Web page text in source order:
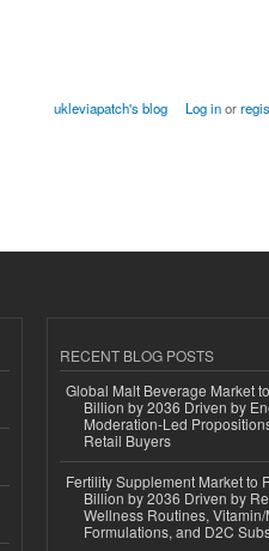
ukleviapatch's blog Log inor
RECENT BLOG POSTS
Global Malt Beverage Market
Billion by 2036 Driven by
Moderation-Led
Retail Buyers
Fertility Supplement Market to
Billion by 2036 Driven by
Wellness Routines,
Formulations, and D2C